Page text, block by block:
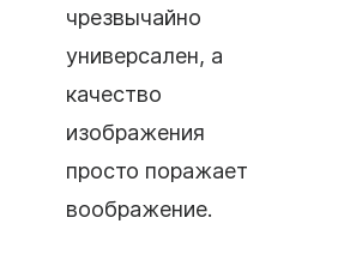
чрезвычайно
универсален, а
качество
изображения
просто поражает
воображение.